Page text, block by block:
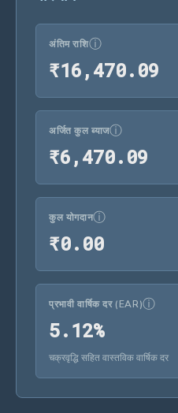
अंतिम राशिⓘ
₹16,470.09
अर्जित कुल ब्याजⓘ
₹6,470.09
कुल योगदानⓘ
₹0.00₹0.00
प्रभावी वार्षिक दर (EAR)ⓘ
5.12%5.12%
चक्रवृद्धि सहित वास्तविक वार्षिक दर